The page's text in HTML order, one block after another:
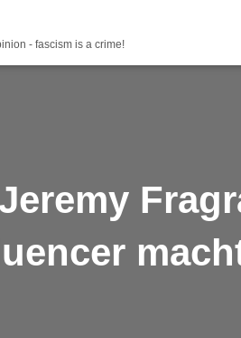
- fascism is a crime!